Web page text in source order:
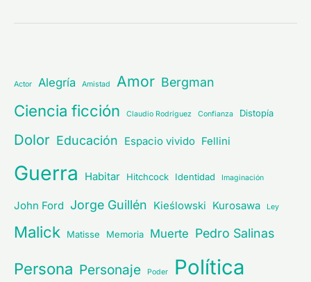
Actor Alegría Amistad Amor Bergman
Ciencia ficción Claudio Rodríguez Confianza Distopía
Dolor Educación Espacio vivido Fellini
Guerra Habitar Hitchcock Identidad Imaginación
John Ford Jorge Guillén Kieślowski Kurosawa Ley
Malick Matisse Memoria Muerte Pedro Salinas
Persona Personaje Poder Política